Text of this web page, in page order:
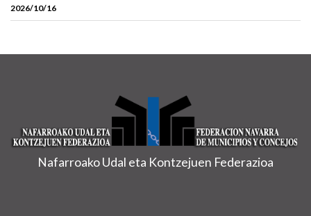
2026/10/16
Nafarroako Udal eta Kontzejuen Federazioa